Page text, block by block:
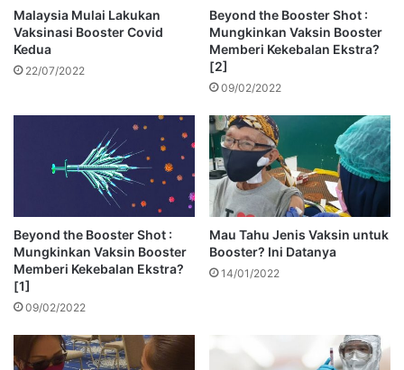
Malaysia Mulai Lakukan
Vaksinasi Booster Covid
Kedua
22/07/2022
Beyond the Booster Shot :
Mungkinkan Vaksin Booster
Memberi Kekebalan Ekstra?
[2]
09/02/2022
Beyond the Booster Shot :
Mungkinkan Vaksin Booster
Memberi Kekebalan Ekstra?
[1]
09/02/2022
Mau Tahu Jenis Vaksin untuk
Booster? Ini Datanya
14/01/2022